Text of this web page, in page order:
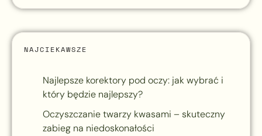
NAJCIEKAWSZE
Najlepsze korektory pod oczy: jak wybrać i
który będzie najlepszy?
Oczyszczanie twarzy kwasami – skuteczny
zabieg na niedoskonałości